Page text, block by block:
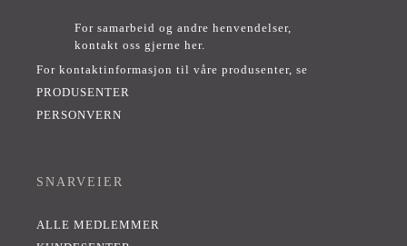
For samarbeid og andre henvendelser,
kontakt oss gjerne her.
For kontaktinformasjon til våre produsenter, se
PRODUSENTER
PERSONVERN
SNARVEIER
ALLE MEDLEMMER